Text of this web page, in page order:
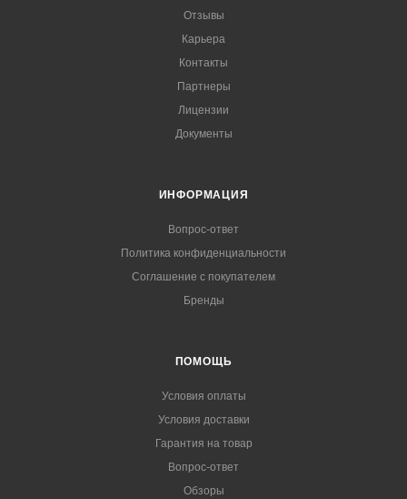
Отзывы
Карьера
Контакты
Партнеры
Лицензии
Документы
ИНФОРМАЦИЯ
Вопрос-ответ
Политика конфиденциальности
Соглашение с покупателем
Бренды
ПОМОЩЬ
Условия оплаты
Условия доставки
Гарантия на товар
Вопрос-ответ
Обзоры